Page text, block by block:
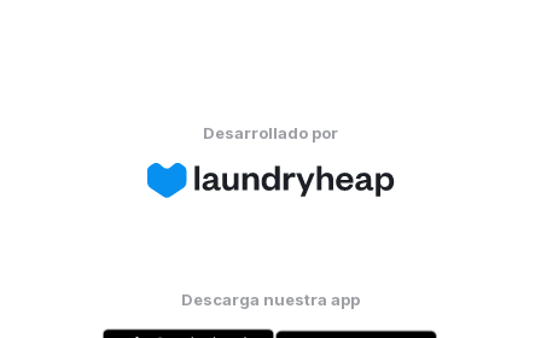
Desarrollado por
Descarga nuestra app